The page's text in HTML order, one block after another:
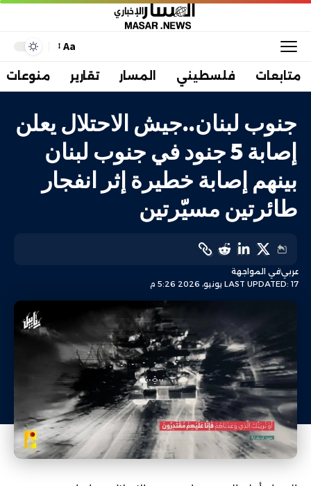
Aa
متابعات فلسطيني المسار تقارير منوعات
جنوب لبنان..جيش الاحتلال يعلن
إصابة 5 جنود في جنوب لبنان
بينهم إصابة خطيرة إثر انفجار
طائرتين مسيّرتين
LAST UPDATED: 17 يونيو، 2026 5:26 م
عربيفي المواجهة